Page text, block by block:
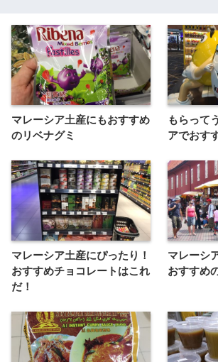
マレーシア土産にもおすすめ
のリベナグミ
もらって
アでおす
マレーシア土産にぴったり！
おすすめチョコレートはこれ
だ！
マレーシ
おすすめ